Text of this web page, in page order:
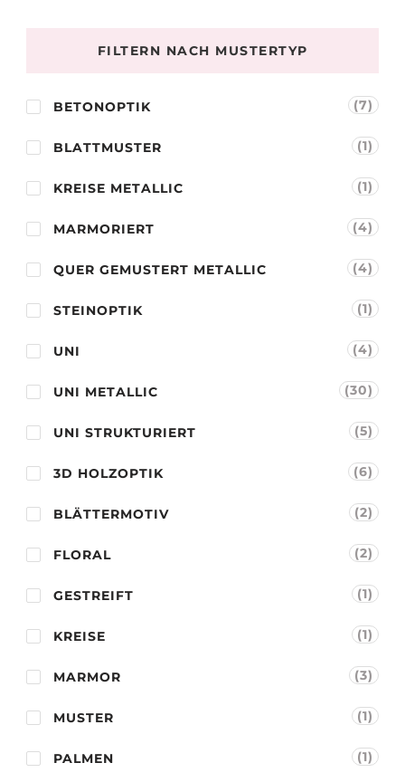
FILTERN NACH MUSTERTYP
BETONOPTIK (7)
BLATTMUSTER (1)
KREISE METALLIC (1)
MARMORIERT (4)
QUER GEMUSTERT METALLIC (4)
STEINOPTIK (1)
UNI (4)
UNI METALLIC (30)
UNI STRUKTURIERT (5)
3D HOLZOPTIK (6)
BLÄTTERMOTIV (2)
FLORAL (2)
GESTREIFT (1)
KREISE (1)
MARMOR (3)
MUSTER (1)
PALMEN (1)